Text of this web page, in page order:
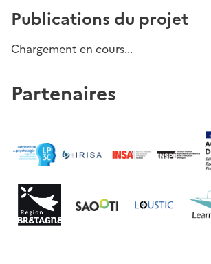
Publications du projet
Chargement en cours...
Partenaires